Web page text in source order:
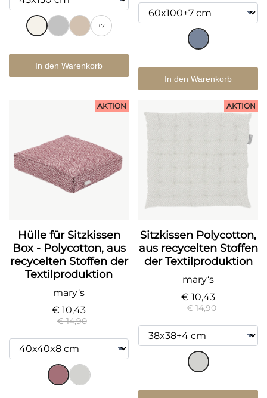
+7
In den Warenkorb
In den Warenkorb
Hülle für Sitzkissen
Box - Polycotton, aus
recycelten Stoffen der
Textilproduktion
AKTION
mary‘s
€ 10,43
€ 14,90
Sitzkissen Polycotton,
aus recycelten Stoffen
der Textilproduktion
AKTION
mary‘s
€ 10,43
€ 14,90